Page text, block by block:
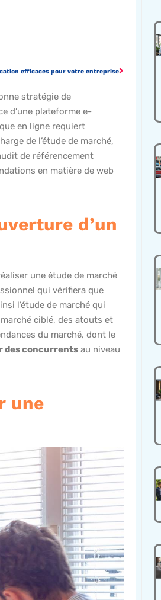
efficaces pour votre entreprise
stratégie de
d’une plateforme e-
en ligne requiert
de l’étude de marché,
de référencement
en matière de web
d’un
une étude de marché
qui vérifiera que
l’étude de marché qui
ciblé, des atouts et
du marché, dont le
des concurrents au niveau
une